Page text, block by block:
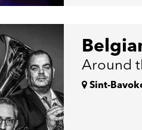
Around
Sint-